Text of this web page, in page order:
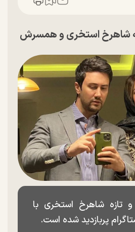
شاهرخ استخری و همسرش
تازه شاهرخ استخری با
پربازدید شده است.